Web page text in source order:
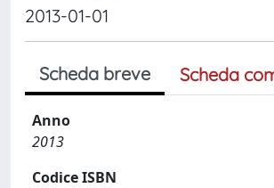
2013-01-01
Scheda breve Scheda
Anno
2013
Codice ISBN